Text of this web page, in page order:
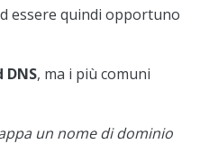
essere quindi opportuno
DNS, ma i più comuni
un nome di dominio